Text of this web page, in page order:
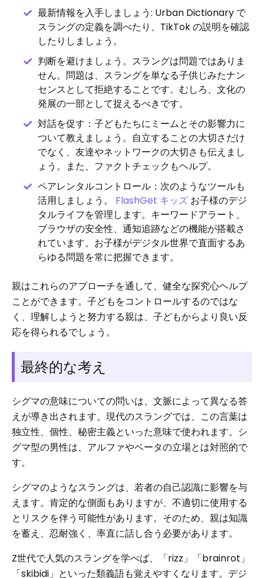
最新情報を入手しましょう: Urban Dictionary で
スラングの定義を調べたり、TikTok の説明を確認
したりしましょう。
判断を避けましょう。スラングは問題ではありま
せん。問題は、スラングを単なる子供じみたナン
センスとして拒絶することです。むしろ、文化の
発展の一部として捉えるべきです。
対話を促す：子どもたちにミームとその影響力に
ついて教えましょう。自立することの大切さだけ
でなく、友達やネットワークの大切さも伝えまし
ょう。また、ファクトチェックもヘルプ。
ペアレンタルコントロール：次のようなツールも
活用しましょう。 FlashGet キッズ お子様のデジ
タルライフを管理します。キーワードアラート、
ブラウザの安全性、通知追跡などの機能が搭載さ
れています。お子様がデジタル世界で直面するあ
らゆる問題を常に把握できます。
親はこれらのアプローチを通して、健全な探究心ヘルプ
ことができます。子どもをコントロールするのではな
く、理解しようと努力する親は、子どもからより良い反
応を得られるでしょう。
最終的な考え
シグマの意味についての問いは、文脈によって異なる答
えが導き出されます。現代のスラングでは、この言葉は
独立性、個性、秘密主義といった意味で使われます。シ
グマ型の男性は、アルファやベータの立場とは対照的で
す。
シグマのようなスラングは、若者の自己認識に影響を与
えます。肯定的な側面もありますが、不適切に使用する
とリスクを伴う可能性があります。そのため、親は知識
を蓄え、忍耐強く、率直に話し合う必要があります。
Z世代で人気のスラングを学べば、「rizz」「brainrot」
「skibidi」といった類義語も覚えやすくなります。デジ